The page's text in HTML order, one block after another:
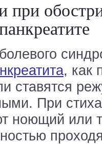
при
, как
ставятся
При
ноющий или